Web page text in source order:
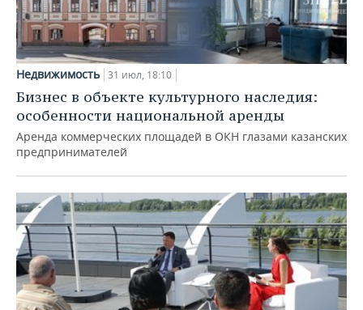
Недвижимость 31 июл, 18:10
Бизнес в объекте культурного наследия:
особенности национальной аренды
Аренда коммерческих площадей в ОКН глазами казанских
предпринимателей